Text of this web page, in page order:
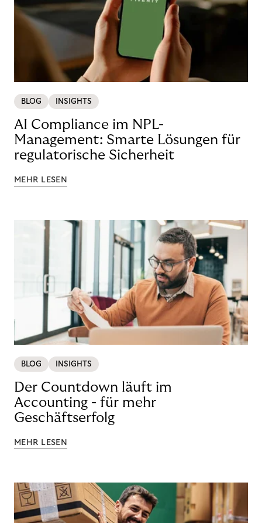
BLOG INSIGHTS
AI Compliance im NPL-
Management: Smarte Lösungen für
regulatorische Sicherheit
MEHR LESEN
BLOG INSIGHTS
Der Countdown läuft im
Accounting - für mehr
Geschäftserfolg
MEHR LESEN